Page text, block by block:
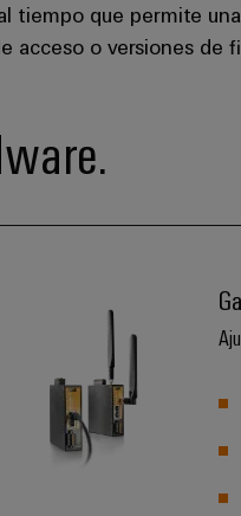
tiempo que permite
acceso o versiones de